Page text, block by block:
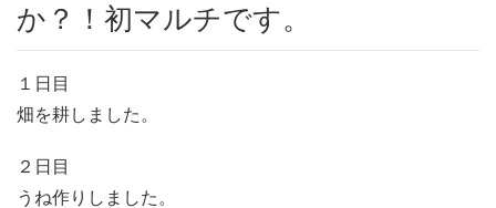
か？！初マルチです。
１日目
畑を耕しました。
２日目
うね作りしました。